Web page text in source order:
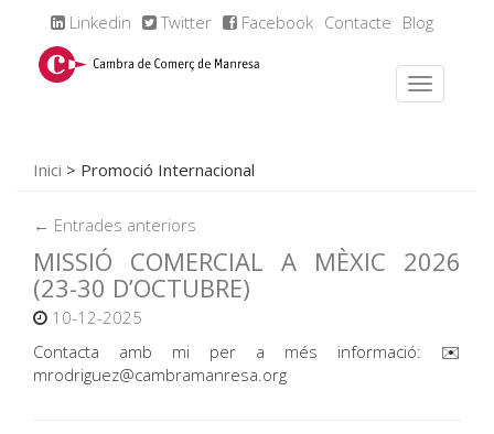
Linkedin Twitter Facebook Contacte Blog
Inici > Promoció Internacional
← Entrades anteriors
MISSIÓ COMERCIAL A MÈXIC 2026
(23-30 D’OCTUBRE)
10-12-2025
Contacta amb mi per a més informació: ✉️
mrodriguez@cambramanresa.org